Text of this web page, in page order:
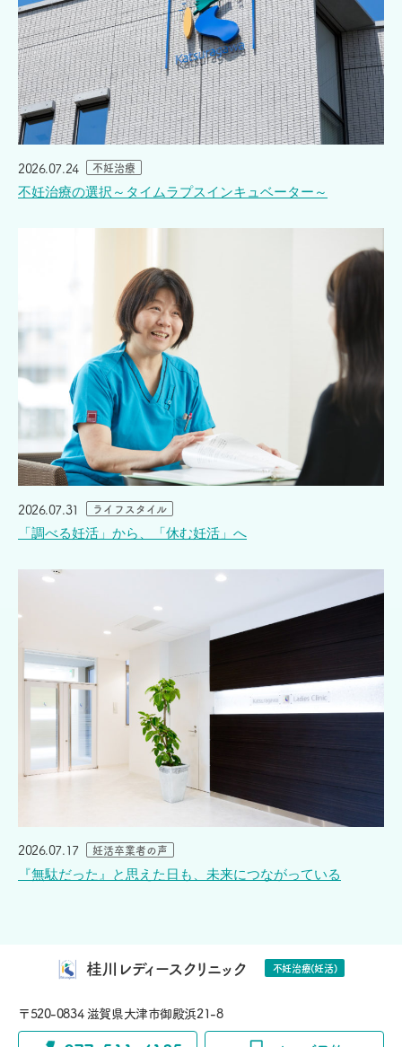
2026.07.24
不妊治療
不妊治療の選択～タイムラプスインキュベーター～
2026.07.31
ライフスタイル
「調べる妊活」から、「休む妊活」へ
2026.07.17
妊活卒業者の声
『無駄だった』と思えた日も、未来につながっている
桂川レディースクリニック 不妊治療(妊活)
〒520-0834 滋賀県大津市御殿浜21-8